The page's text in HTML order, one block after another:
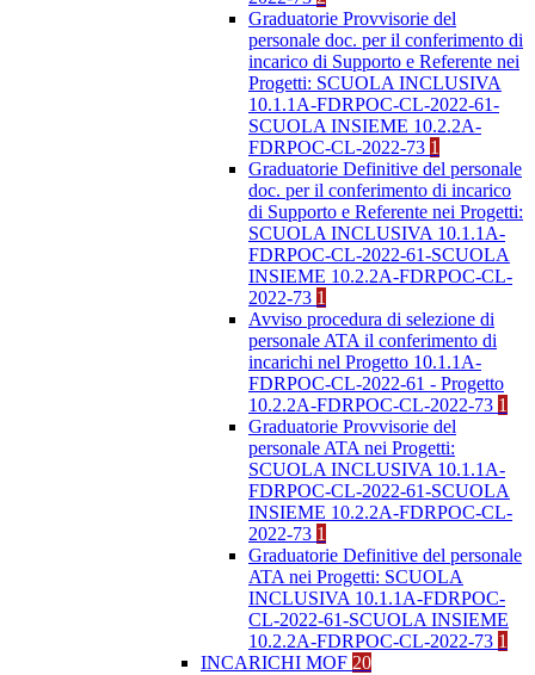
Graduatorie Provvisorie del
personale doc. per il conferimento di
incarico di Supporto e Referente nei
Progetti: SCUOLA INCLUSIVA
10.1.1A-FDRPOC-CL-2022-61-
SCUOLA INSIEME 10.2.2A-
FDRPOC-CL-2022-73 1
Graduatorie Definitive del personale
doc. per il conferimento di incarico
di Supporto e Referente nei Progetti:
SCUOLA INCLUSIVA 10.1.1A-
FDRPOC-CL-2022-61-SCUOLA
INSIEME 10.2.2A-FDRPOC-CL-
2022-73 1
Avviso procedura di selezione di
personale ATA il conferimento di
incarichi nel Progetto 10.1.1A-
FDRPOC-CL-2022-61 - Progetto
10.2.2A-FDRPOC-CL-2022-73 1
Graduatorie Provvisorie del
personale ATA nei Progetti:
SCUOLA INCLUSIVA 10.1.1A-
FDRPOC-CL-2022-61-SCUOLA
INSIEME 10.2.2A-FDRPOC-CL-
2022-73 1
Graduatorie Definitive del personale
ATA nei Progetti: SCUOLA
INCLUSIVA 10.1.1A-FDRPOC-
CL-2022-61-SCUOLA INSIEME
10.2.2A-FDRPOC-CL-2022-73 1
INCARICHI MOF 20